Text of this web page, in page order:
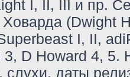
I, II, III и пр.
(Dwight
I, II,
3, D Howard 4, 5.
слухи, даты